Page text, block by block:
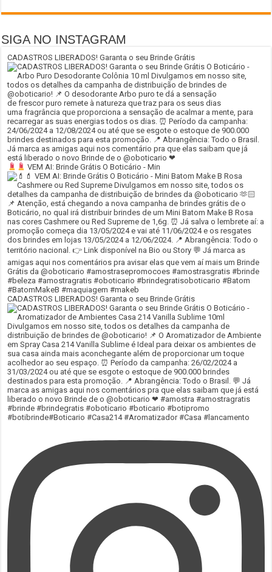
SIGA NO INSTAGRAM
CADASTROS LIBERADOS! Garanta o seu Brinde Grátis
VEM AI: Brinde Grátis O Boticário - Min
CADASTROS LIBERADOS! Garanta o seu Brinde Grátis